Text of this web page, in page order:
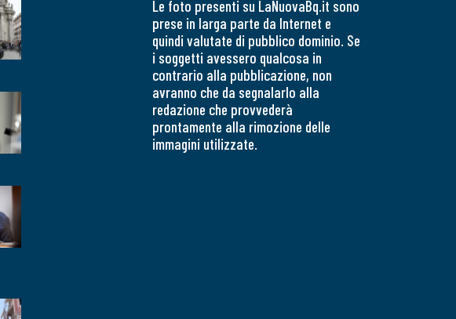
Le foto presenti su LaNuovaBq.it sono
prese in larga parte da Internet e
quindi valutate di pubblico dominio. Se
i soggetti avessero qualcosa in
contrario alla pubblicazione, non
avranno che da segnalarlo alla
redazione che provvederà
prontamente alla rimozione delle
immagini utilizzate.